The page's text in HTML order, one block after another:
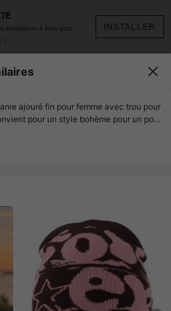
INSTALLER
tendances à bon prix.
ajouré fin pour femme avec trou pour
pour un style bohème pour un port
et à l'automne, pour les vacances et